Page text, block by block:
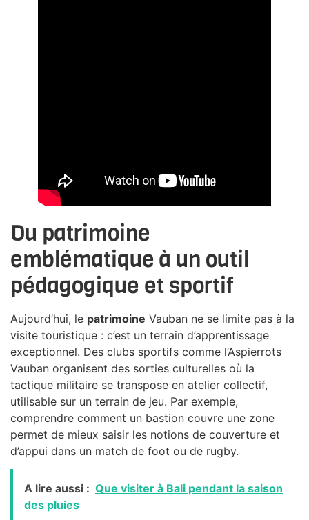
Du patrimoine
emblématique à un outil
pédagogique et sportif
Aujourd’hui, le patrimoine Vauban ne se limite pas à la
visite touristique : c’est un terrain d’apprentissage
exceptionnel. Des clubs sportifs comme l’Aspierrots
Vauban organisent des sorties culturelles où la
tactique militaire se transpose en atelier collectif,
utilisable sur un terrain de jeu. Par exemple,
comprendre comment un bastion couvre une zone
permet de mieux saisir les notions de couverture et
d’appui dans un match de foot ou de rugby.
A lire aussi : Que visiter à Bali pendant la saison
des pluies